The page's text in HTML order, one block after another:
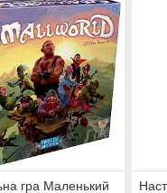
гра Маленький